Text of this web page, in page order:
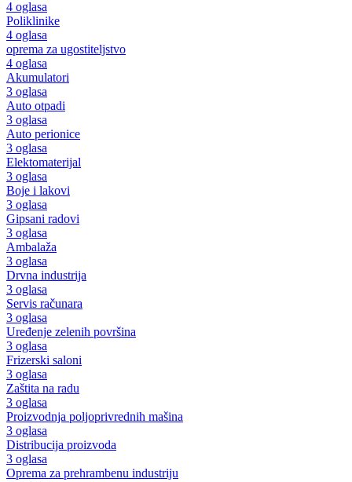
4 oglasa
Poliklinike
4 oglasa
oprema za ugostiteljstvo
4 oglasa
Akumulatori
3 oglasa
Auto otpadi
3 oglasa
Auto perionice
3 oglasa
Elektomaterijal
3 oglasa
Boje i lakovi
3 oglasa
Gipsani radovi
3 oglasa
Ambalaža
3 oglasa
Drvna industrija
3 oglasa
Servis računara
3 oglasa
Uređenje zelenih površina
3 oglasa
Frizerski saloni
3 oglasa
Zaštita na radu
3 oglasa
Proizvodnja poljoprivrednih mašina
3 oglasa
Distribucija proizvoda
3 oglasa
Oprema za prehrambenu industriju